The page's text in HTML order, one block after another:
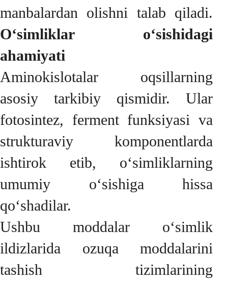
manbalardan olishni talab qiladi.
O‘simliklar o‘sishidagi
ahamiyati
Aminokislotalar oqsillarning
asosiy tarkibiy qismidir. Ular
fotosintez, ferment funksiyasi va
strukturaviy komponentlarda
ishtirok etib, o‘simliklarning
umumiy o‘sishiga hissa
qo‘shadilar.
Ushbu moddalar o‘simlik
ildizlarida ozuqa moddalarini
tashish tizimlarining